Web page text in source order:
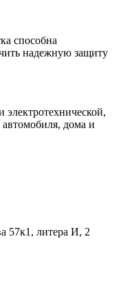
способна
надежную защиту
электротехнической,
дома и
57к1, литера И, 2